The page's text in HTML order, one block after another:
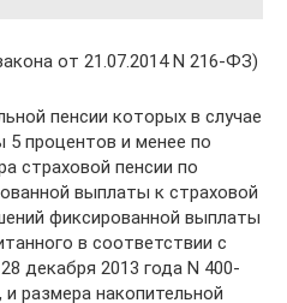
от 21.07.2014 N 216-ФЗ)
пенсии которых в случае
5 процентов и менее по
страховой пенсии по
выплаты к страховой
фиксированной выплаты
в соответствии с
декабря 2013 года N 400-
размера накопительной